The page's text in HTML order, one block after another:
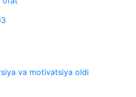
va motivatsiya oldi